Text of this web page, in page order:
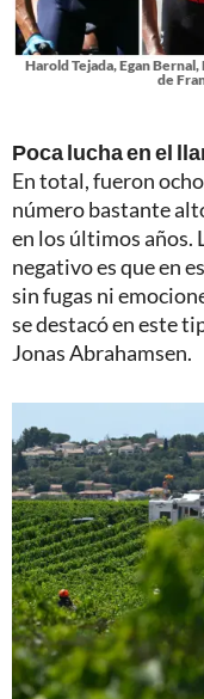
Harold Tejada, Egan
de
Poca lucha en el
En total, fueron
número bastante
en los últimos años.
negativo es que en
sin fugas ni
se destacó en este
Jonas Abrahamsen.